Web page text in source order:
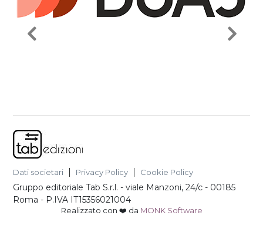
Dati societari Privacy Policy Cookie Policy
Gruppo editoriale Tab S.r.l. -viale Manzoni, 24/c - 00185
Roma - P.IVA IT15356021004
Realizzato con ❤️ da MONK Software